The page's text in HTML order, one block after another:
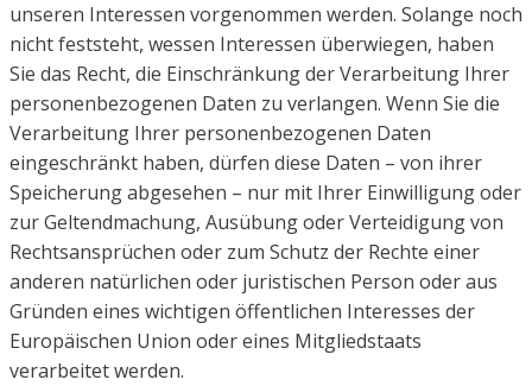
unseren Interessen vorgenommen werden. Solange noch
nicht feststeht, wessen Interessen überwiegen, haben
Sie das Recht, die Einschränkung der Verarbeitung Ihrer
personenbezogenen Daten zu verlangen. Wenn Sie die
Verarbeitung Ihrer personenbezogenen Daten
eingeschränkt haben, dürfen diese Daten – von ihrer
Speicherung abgesehen – nur mit Ihrer Einwilligung oder
zur Geltendmachung, Ausübung oderVerteidigung von
Rechtsansprüchen oder zum Schutz der Rechte einer
anderen natürlichen oder juristischen Person oder aus
Gründen eines wichtigen öffentlichen Interesses der
Europäischen Union odereines Mitgliedstaats
verarbeitet werden.